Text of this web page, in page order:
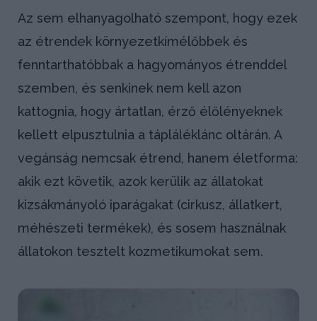
Az sem elhanyagolható szempont, hogy ezek
az étrendek környezetkímélőbbek és
fenntarthatóbbak a hagyományos étrenddel
szemben, és senkinek nem kell azon
kattognia, hogy ártatlan, érző élőlényeknek
kellett elpusztulnia a tápláléklánc oltárán. A
vegánság nemcsak étrend, hanem életforma:
akik ezt követik, azok kerülik az állatokat
kizsákmányoló iparágakat (cirkusz, állatkert,
méhészeti termékek), és sosem használnak
állatokon tesztelt kozmetikumokat sem.